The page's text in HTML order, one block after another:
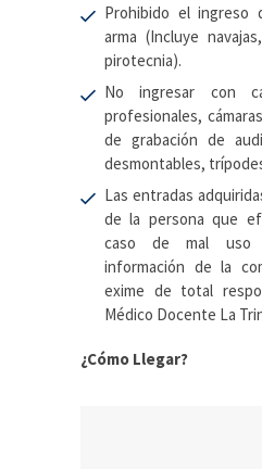
Prohibido el ingreso
arma (Incluye
pirotecnia).
No ingresar con
profesionales,
de grabación de
desmontables,
Las entradas
de la persona que
caso de mal uso
información de la
exime de total
Médico Docente La
¿Cómo Llegar?